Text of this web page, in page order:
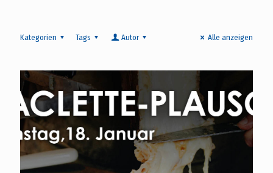
Kategorien Tags Autor Alle anzeigen